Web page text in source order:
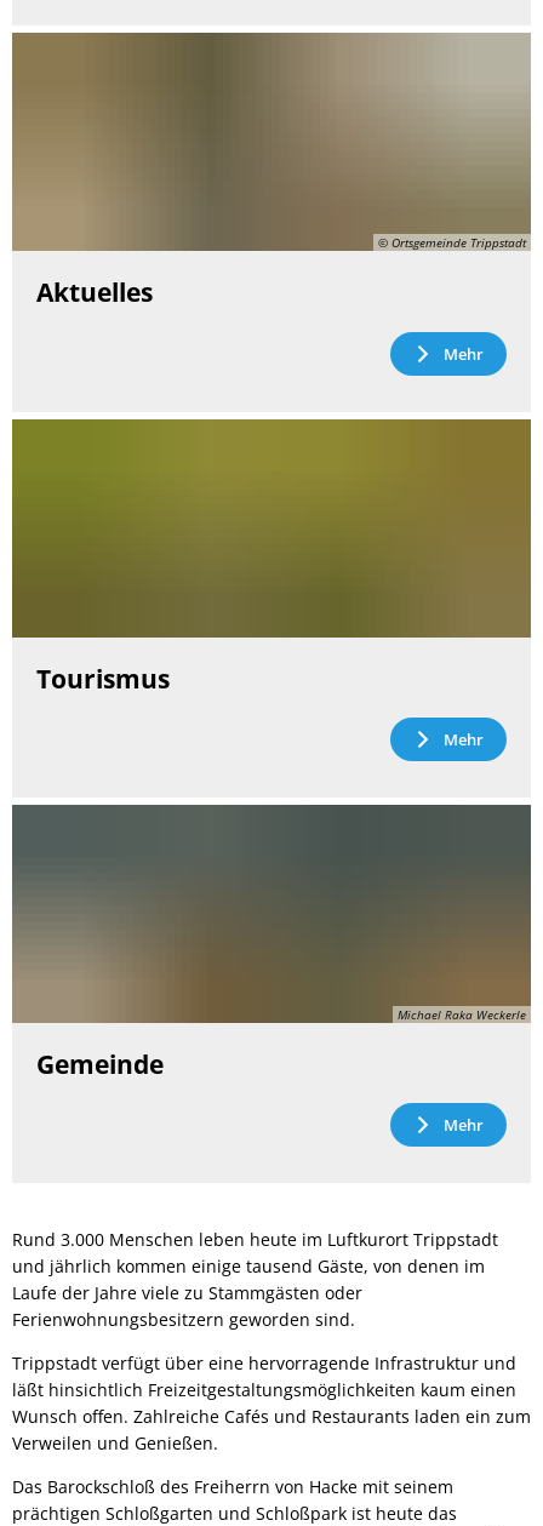
© Ortsgemeinde Trippstadt
Aktuelles
Mehr
Tourismus
Mehr
Michael Raka Weckerle
Gemeinde
Mehr
Rund 3.000 Menschen leben heute im Luftkurort Trippstadt
und jährlich kommen einige tausend Gäste, von denen im
Laufe der Jahre viele zu Stammgästen oder
Ferienwohnungsbesitzern geworden sind.
Trippstadt verfügt über eine hervorragende Infrastruktur und
läßt hinsichtlich Freizeitgestaltungsmöglichkeiten kaum einen
Wunsch offen. Zahlreiche Cafés und Restaurants laden ein zum
Verweilen und Genießen.
Das Barockschloß des Freiherrn von Hacke mit seinem
prächtigen Schloßgarten und Schloßpark ist heute das